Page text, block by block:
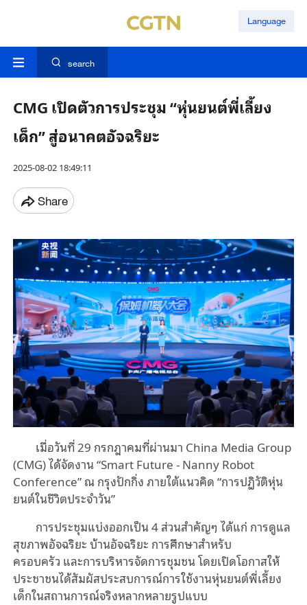
Language
search
CMG เปิดตัวการประชุม “หุ่นยนต์พี่เลี้ยง
เด็ก” สู่อนาคตอัจฉริยะ
2025-08-02 18:49:11
Share
เมื่อวันที่29 กรกฎาคมที่ผ่านมา China Media Group
(CMG)ได้จัดงาน“Smart Future - Nanny Robot
Conference”ณกรุงปักกิ่งภายใต้แนวคิด“การปฏิวัติหุ่น
ยนต์ในชีวิตประจำวัน”
การประชุมแบ่งออกเป็น4ส่วนสำคัญๆ ได้แก่ การดูแล
สุขภาพอัจฉริยะบ้านอัจฉริยะ การศึกษาสำหรับ
ครอบครัว และการบริหารจัดการชุมชนโดยเปิดโอกาสให้
ประชาชนได้สัมผัสประสบการณ์การใช้งานหุ่นยนต์พี่เลี้ยง
เด็กในสถานการณ์จริงหลากหลายรูปแบบ